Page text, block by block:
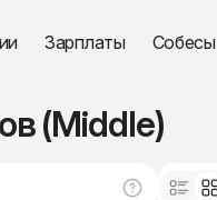
Зарплаты Собесы
(Middle)